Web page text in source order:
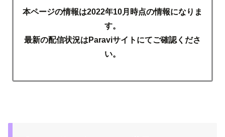
本ページの情報は2022年10月時点の情報になりま
す。
最新の配信状況はParaviサイトにてご確認くださ
い。